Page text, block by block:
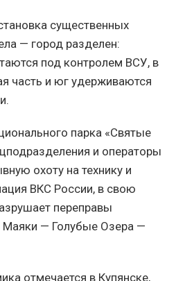
существенных
— город разделен:
под контролем ВСУ, в
часть и юг удерживаются
парка «Святые
и операторы
охоту на технику и
ВКС России, в свою
переправы
Маяки — Голубые Озера —
отмечается в Купянске,